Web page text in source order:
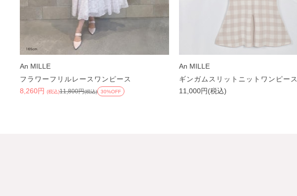
An MILLE
フラワーフリルレースワンピース
8,260円 (税込)11,800円(税込) 30%OFF
An MILLE
ギンガムスリットニットワンピース
11,000円(税込)